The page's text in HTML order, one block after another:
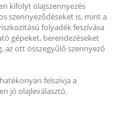
kifolyt olajszennyezés
szennyeződéseket is, mint a
folyadék feszívása
gépeket, berendezéseket
ott összegyűlő szennyező
felszívja a
jó olajleválasztó.